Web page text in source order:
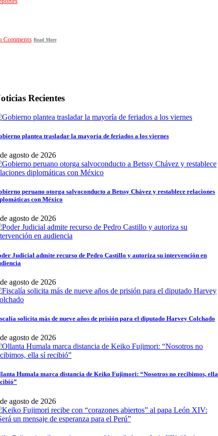
Comments Read More
Recientes
plantea trasladar la mayoría de feriados a los viernes
agosto de 2026
peruano otorga salvoconducto a Betssy Chávez y restablece relaciones
con México
agosto de 2026
Judicial admite recurso de Pedro Castillo y autoriza su intervención en
agosto de 2026
solicita más de nueve años de prisión para el diputado Harvey Colchado
agosto de 2026
Humala marca distancia de Keiko Fujimori: “Nosotros no recibimos,
agosto de 2026